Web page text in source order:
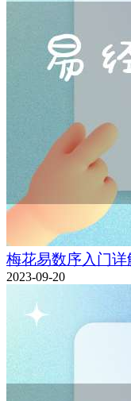
梅花易数序入门详
2023-09-20